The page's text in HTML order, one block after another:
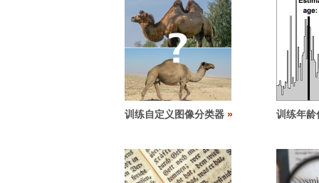
训练自定义图像分类器 训练年龄